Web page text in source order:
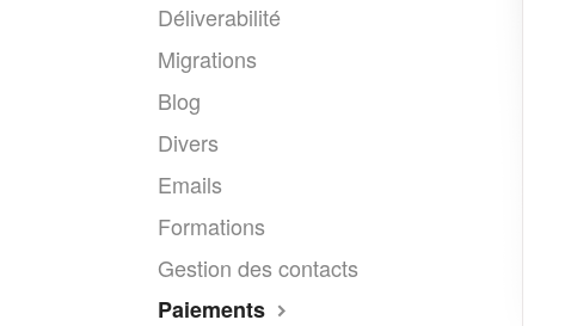
Déliverabilité
Migrations
Blog
Divers
Emails
Formations
Gestion des contacts
Paiements